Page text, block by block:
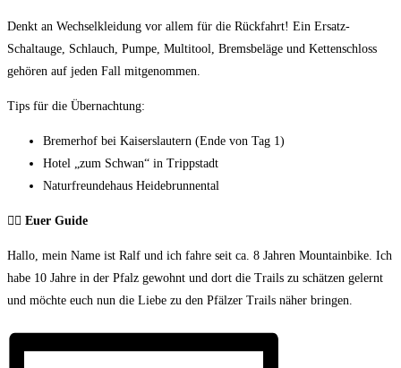
Denkt an Wechselkleidung vor allem für die Rückfahrt! Ein Ersatz-
Schaltauge, Schlauch, Pumpe, Multitool, Bremsbeläge und Kettenschloss
gehören auf jeden Fall mitgenommen.
Tips für die Übernachtung:
Bremerhof bei Kaiserslautern (Ende von Tag 1)
Hotel „zum Schwan“ in Trippstadt
Naturfreundehaus Heidebrunnental
🦸‍♂️ Euer Guide
Hallo, mein Name ist Ralf und ich fahre seit ca. 8 Jahren Mountainbike. Ich
habe 10 Jahre in der Pfalz gewohnt und dort die Trails zu schätzen gelernt
und möchte euch nun die Liebe zu den Pfälzer Trails näher bringen.